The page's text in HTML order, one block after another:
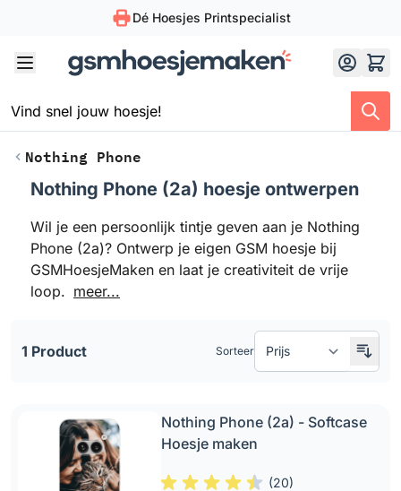
Dé Hoesjes Printspecialist
Nothing Phone
Doorgaan naar productlijst
Nothing Phone (2a) hoesje ontwerpen
Wil je een persoonlijk tintje geven aan je Nothing
Phone (2a)? Ontwerp je eigen GSM hoesje bij
GSMHoesjeMaken en laat je creativiteit de vrije
loop. meer...
1 Product Sorteer
Nothing Phone (2a) - Softcase
Hoesje maken
(20)